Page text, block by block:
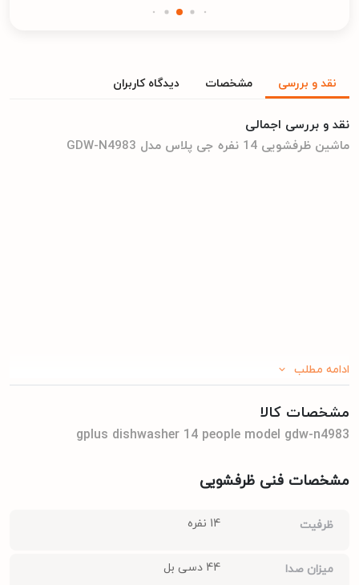
نقد و بررسی مشخصات دیدگاه کاربران
نقد و بررسی اجمالی
ماشین ظرفشویی 14 نفره جی پلاس مدل GDW-N4983
ادامه مطلب
مشخصات کالا
gplus dishwasher 14 people model gdw-n4983
مشخصات فنی ظرفشویی
ظرفیت 14 نفره
میزان صدا 44 دسی بل